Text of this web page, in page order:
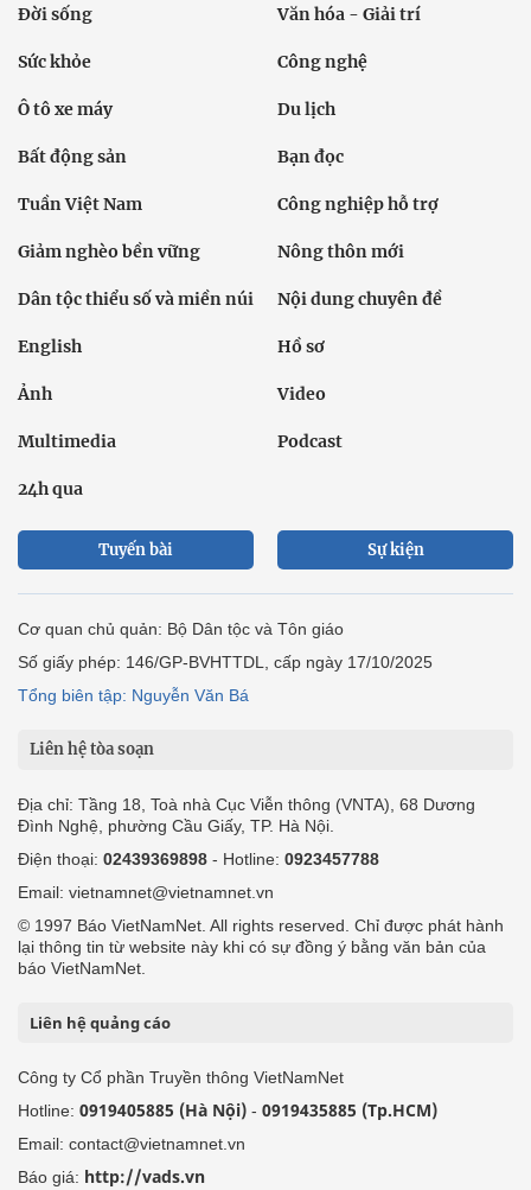
Đời sống Văn hóa - Giải trí
Sức khỏe Công nghệ
Ô tô xe máy Du lịch
Bất động sản Bạn đọc
Tuần Việt Nam Công nghiệp hỗ trợ
Giảm nghèo bền vững Nông thôn mới
Dân tộc thiểu số và miền núi Nội dung chuyên đề
English Hồ sơ
Ảnh Video
Multimedia Podcast
24h qua
Tuyến bài Sự kiện
Cơ quan chủ quản: Bộ Dân tộc và Tôn giáo
Số giấy phép: 146/GP-BVHTTDL, cấp ngày 17/10/2025
Tổng biên tập: Nguyễn Văn Bá
Liên hệ tòa soạn
Địa chỉ: Tầng 18, Toà nhà Cục Viễn thông (VNTA), 68 Dương
Đình Nghệ, phường Cầu Giấy, TP. Hà Nội.
Điện thoại: 02439369898 - Hotline: 0923457788
Email: vietnamnet@vietnamnet.vn
© 1997 Báo VietNamNet. All rights reserved. Chỉ được phát hành
lại thông tin từ website này khi có sự đồng ý bằng văn bản của
báo VietNamNet.
Liên hệ quảng cáo
Công ty Cổ phần Truyền thông VietNamNet
Hotline: 0919405885 (Hà Nội) - 0919435885 (Tp.HCM)
Email: contact@vietnamnet.vn
Báo giá: http://vads.vn